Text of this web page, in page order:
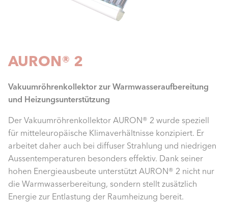
AURON® 2
Vakuumröhrenkollektor zur Warmwasseraufbereitung
und Heizungsunterstützung
Der Vakuumröhrenkollektor AURON® 2 wurde speziell
für mitteleuropäische Klimaverhältnisse konzipiert. Er
arbeitet daher auch bei diffuser Strahlung und niedrigen
Aussentemperaturen besonders effektiv. Dank seiner
hohen Energieausbeute unterstützt AURON® 2 nicht nur
die Warmwasserbereitung, sondern stellt zusätzlich
Energie zur Entlastung der Raumheizung bereit.